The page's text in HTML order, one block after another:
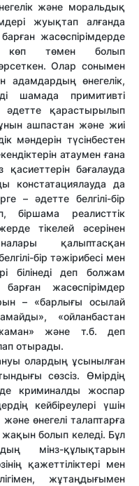
және моральдық
жуықтап алғанда
жасөспірімдерде
көп төмен болып
Олар сонымен
адамдардың өнегелік,
шамада примитивті
қарастырылып
ашпастан және жиі
мәндерін түсінбестен
атаумен ғана
бағалауда
констатациялауда да
– әдетте белгілі-бір
біршама реалисттік
тікелей әсерінен
қалыптасқан
бір тәжірибесі мен
білінеді деп болжам
жасөспірімдер
– «барлығы осылай
«ойланбастан
жаман» және т.б. деп
отырады.
олардың ұсынылған
сөзсіз. Өмірдің
криминалды жоспар
кейбіреулері үшін
өнегелі талаптарға
болып келеді. Бұл
мінз-құлықтарын
қажеттіліктері мен
жұтаңдығымен